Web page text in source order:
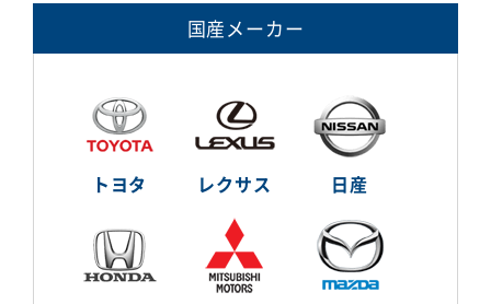
国産メーカー
トヨタ レクサス 日産